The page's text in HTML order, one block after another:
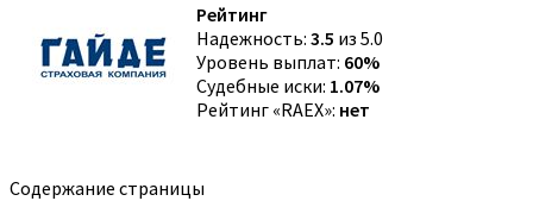
Рейтинг
Надежность: 3.5 из 5.0
Уровень выплат: 60%
Судебные иски: 1.07%
Рейтинг «RAEX»: нет
Содержание страницы